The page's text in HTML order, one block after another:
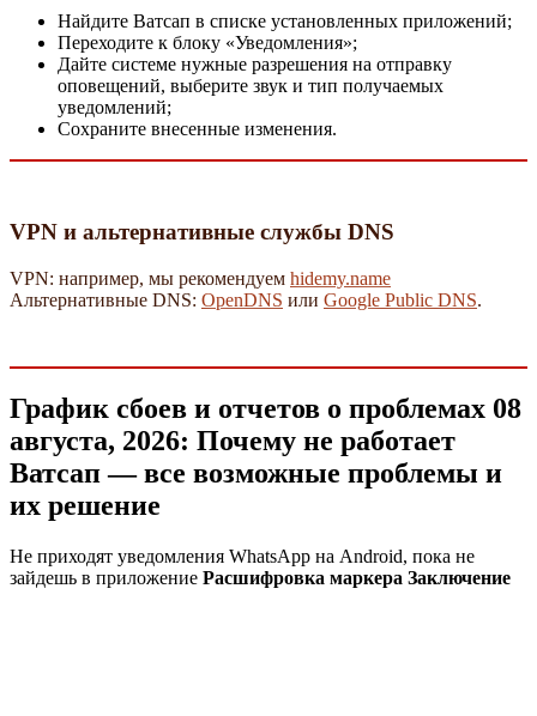
Найдите Ватсап в списке установленных приложений;
Переходите к блоку «Уведомления»;
Дайте системе нужные разрешения на отправку
оповещений, выберите звук и тип получаемых
уведомлений;
Сохраните внесенные изменения.
VPN и альтернативные службы DNS
VPN: например, мы рекомендуем hidemy.name
Альтернативные DNS: OpenDNS или Google Public DNS.
График сбоев и отчетов о проблемах 08
августа, 2026: Почему не работает
Ватсап — все возможные проблемы и
их решение
Не приходят уведомления WhatsApp на Android, пока не
зайдешь в приложение Расшифровка маркера Заключение